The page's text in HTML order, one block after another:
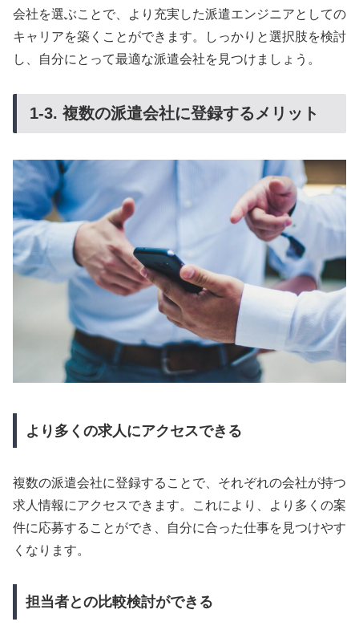
会社を選ぶことで、より充実した派遣エンジニアとしての
キャリアを築くことができます。しっかりと選択肢を検討
し、自分にとって最適な派遣会社を見つけましょう。
1-3. 複数の派遣会社に登録するメリット
より多くの求人にアクセスできる
複数の派遣会社に登録することで、それぞれの会社が持つ
求人情報にアクセスできます。これにより、より多くの案
件に応募することができ、自分に合った仕事を見つけやす
くなります。
担当者との比較検討ができる